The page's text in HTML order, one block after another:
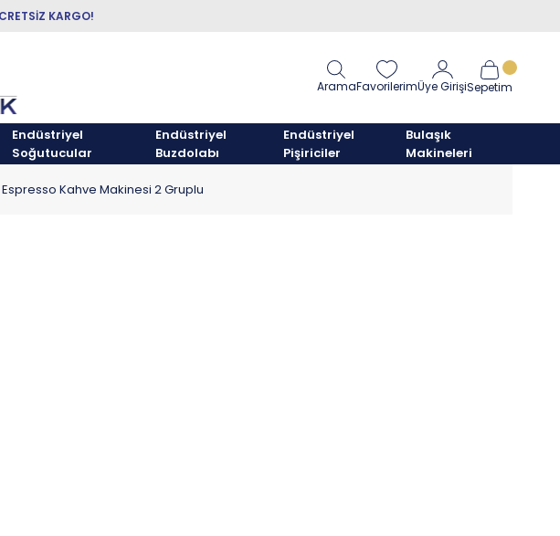
KARGO!
AramaFavorilerimÜye GirişiSepetim
Endüstriyel
Soğutucular
Endüstriyel
Buzdolabı
Endüstriyel
Pişiriciler
Bulaşık
Makineleri
Kahve Makinesi 2 Gruplu